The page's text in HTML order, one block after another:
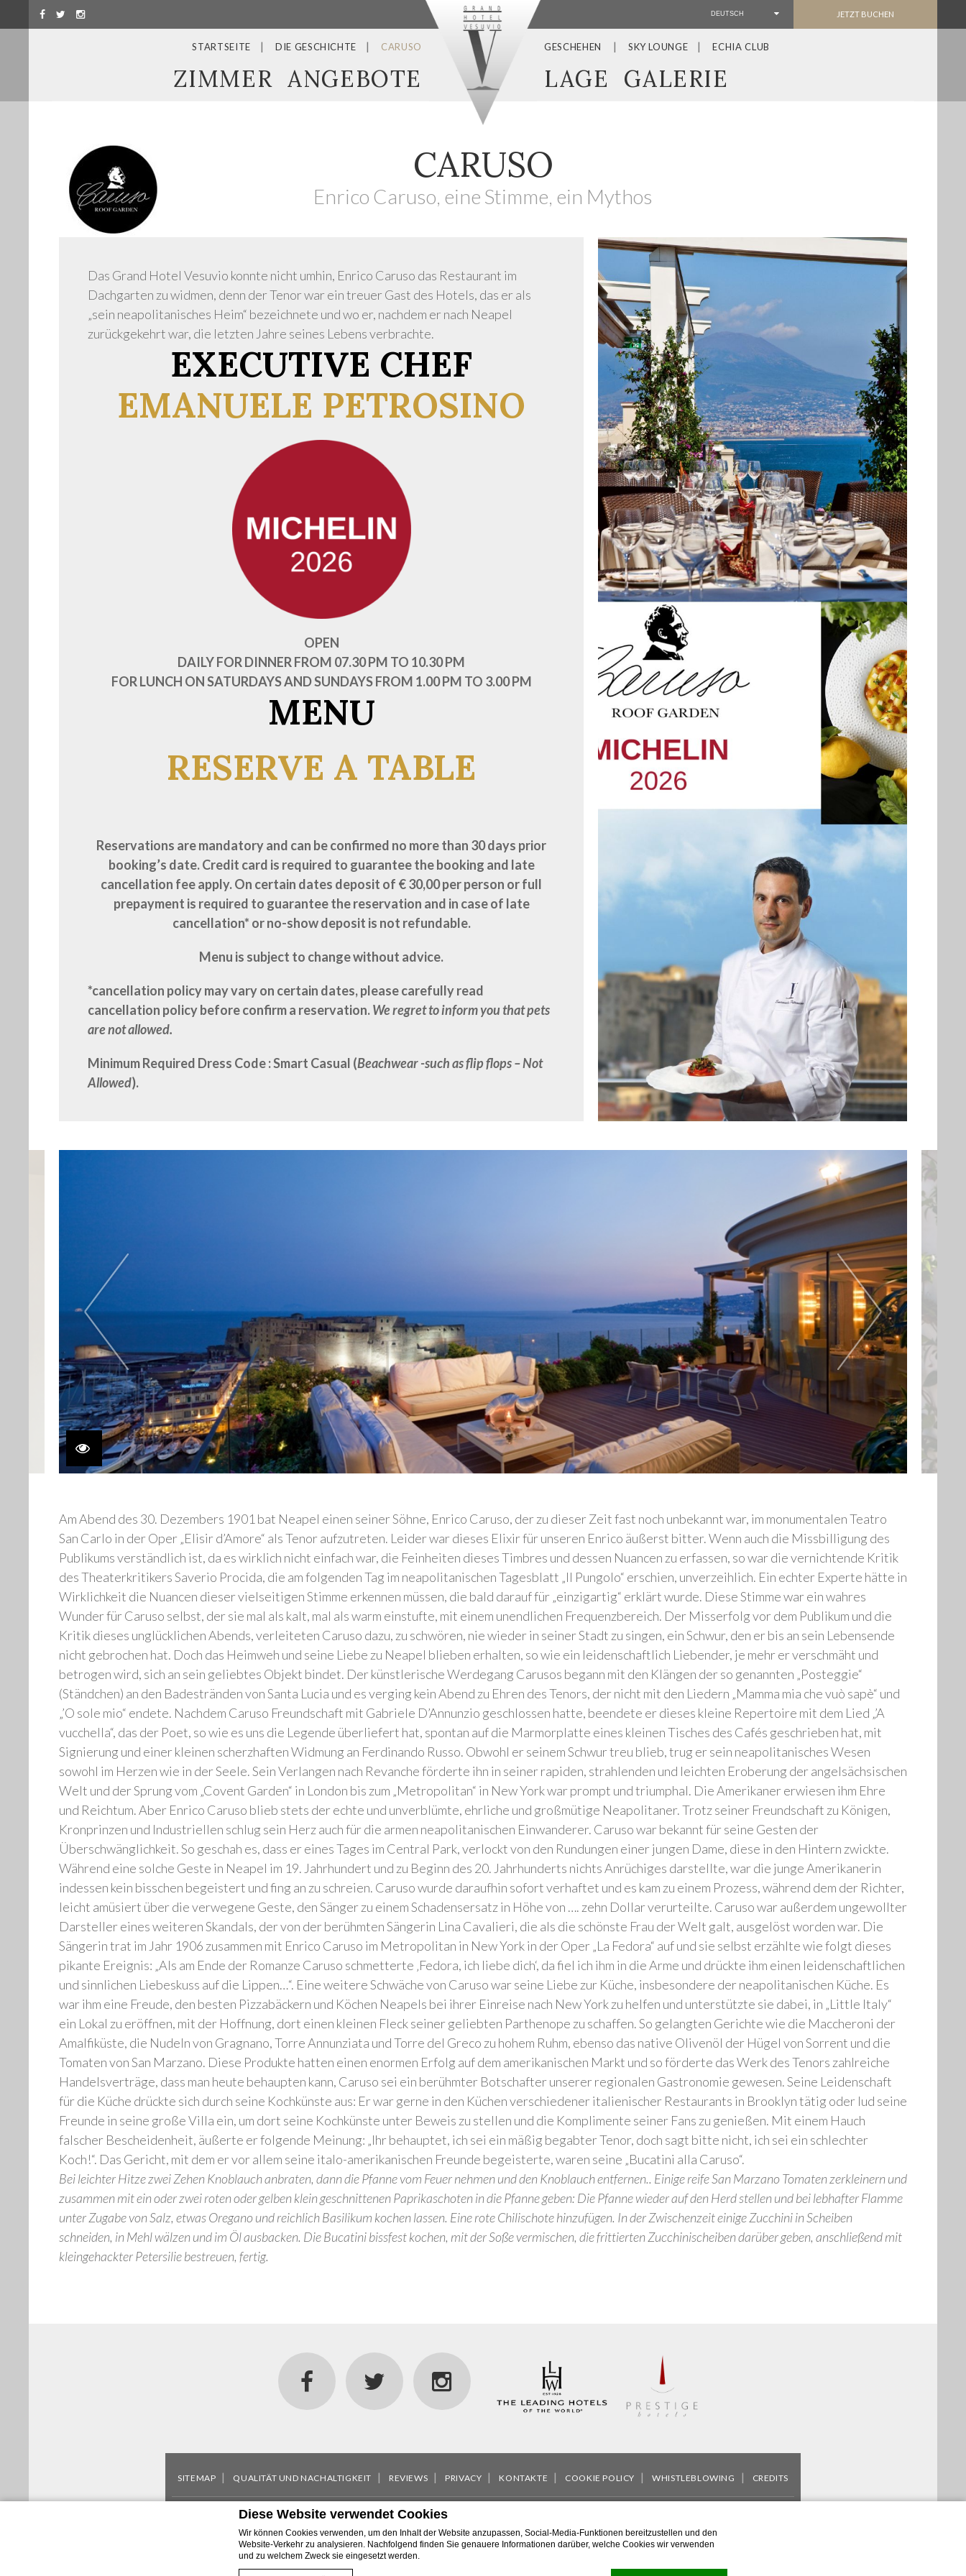
Diese Website verwendet Cookies
Wir können Cookies verwenden, um den Inhalt der Website anzupassen, Social-Media-Funktionen bereitzustellen und den
Website-Verkehr zu analysieren. Nachfolgend finden Sie genauere Informationen darüber, welche Cookies wir verwenden
und zu welchem Zweck sie eingesetzt werden.
JETZT BUCHEN
DEUTSCH
STARTSEITE DIE GESCHICHTE CARUSO GESCHEHEN SKY LOUNGE ECHIA CLUB
ZIMMER ANGEBOTE LAGE GALERIE
CARUSO
Enrico Caruso, eine Stimme, ein Mythos
Das Grand Hotel Vesuvio konnte nicht umhin, Enrico Caruso das Restaurant im
Dachgarten zu widmen, denn der Tenor war ein treuer Gast des Hotels, das er als
„sein neapolitanisches Heim“ bezeichnete und wo er, nachdem er nach Neapel
zurückgekehrt war, die letzten Jahre seines Lebens verbrachte.
EXECUTIVE CHEF
EMANUELE PETROSINO
OPEN
DAILY FOR DINNER FROM 07.30 PM TO 10.30 PM
FOR LUNCH ON SATURDAYS AND SUNDAYS FROM 1.00 PM TO 3.00 PM
MENU
RESERVE A TABLE
Reservations are mandatory and can be confirmed no more than 30 days prior
booking’s date. Credit card is required to guarantee the booking and late
cancellation fee apply. On certain dates deposit of € 30,00 per person or full
prepayment is required to guarantee the reservation and in case of late
cancellation* or no-show deposit is not refundable.
Menu is subject to change without advice.
*cancellation policy may vary on certain dates, please carefully read
cancellation policy before confirm a reservation.We regret to inform you that pets
are not allowed.
Minimum Required Dress Code : Smart Casual (Beachwear -such as flip flops – Not
Allowed).
Am Abend des 30. Dezembers 1901 bat Neapel einen seiner Söhne, Enrico Caruso, der zu dieser Zeit fast noch unbekannt war, im monumentalen Teatro
San Carlo in der Oper „Elisir d’Amore“ als Tenor aufzutreten. Leider war dieses Elixir für unseren Enrico äußerst bitter. Wenn auch die Missbilligung des
Publikums verständlich ist, da es wirklich nicht einfach war, die Feinheiten dieses Timbres und dessen Nuancen zu erfassen, so war die vernichtende Kritik
des Theaterkritikers Saverio Procida, die am folgenden Tag im neapolitanischen Tagesblatt „Il Pungolo“ erschien, unverzeihlich. Ein echter Experte hätte in
Wirklichkeit die Nuancen dieser vielseitigen Stimme erkennen müssen, die bald darauf für „einzigartig“ erklärt wurde. Diese Stimme war ein wahres
Wunder für Caruso selbst, der sie mal als kalt, mal als warm einstufte, mit einem unendlichen Frequenzbereich. Der Misserfolg vor dem Publikum und die
Kritik dieses unglücklichen Abends, verleiteten Caruso dazu, zu schwören, nie wieder in seiner Stadt zu singen, ein Schwur, den er bis an sein Lebensende
nicht gebrochen hat. Doch das Heimweh und seine Liebe zu Neapel blieben erhalten, so wie ein leidenschaftlich Liebender, je mehr er verschmäht und
betrogen wird, sich an sein geliebtes Objekt bindet. Der künstlerische Werdegang Carusos begann mit den Klängen der so genannten „Posteggie“
(Ständchen) an den Badestränden von Santa Lucia und es verging kein Abend zu Ehren des Tenors, der nicht mit den Liedern „Mamma mia che vuò sapè“ und
„’O sole mio“ endete. Nachdem Caruso Freundschaft mit Gabriele D’Annunzio geschlossen hatte, beendete er dieses kleine Repertoire mit dem Lied „’A
vucchella“, das der Poet, so wie es uns die Legende überliefert hat, spontan auf die Marmorplatte eines kleinen Tisches des Cafés geschrieben hat, mit
Signierung und einer kleinen scherzhaften Widmung an Ferdinando Russo. Obwohl er seinem Schwur treu blieb, trug er sein neapolitanisches Wesen
sowohl im Herzen wie in der Seele. Sein Verlangen nach Revanche förderte ihn in seiner rapiden, strahlenden und leichten Eroberung der angelsächsischen
Welt und der Sprung vom „Covent Garden“ in London bis zum „Metropolitan“ in New York war prompt und triumphal. Die Amerikaner erwiesen ihm Ehre
und Reichtum. Aber Enrico Caruso blieb stets der echte und unverblümte, ehrliche und großmütige Neapolitaner. Trotz seiner Freundschaft zu Königen,
Kronprinzen und Industriellen schlug sein Herz auch für die armen neapolitanischen Einwanderer. Caruso war bekannt für seine Gesten der
Überschwänglichkeit. So geschah es, dass er eines Tages im Central Park, verlockt von den Rundungen einer jungen Dame, diese in den Hintern zwickte.
Während eine solche Geste in Neapel im 19. Jahrhundert und zu Beginn des 20. Jahrhunderts nichts Anrüchiges darstellte, war die junge Amerikanerin
indessen kein bisschen begeistert und fing an zu schreien. Caruso wurde daraufhin sofort verhaftet und es kam zu einem Prozess, während dem der Richter,
leicht amüsiert über die verwegene Geste, den Sänger zu einem Schadensersatz in Höhe von …. zehn Dollar verurteilte. Caruso war außerdem ungewollter
Darsteller eines weiteren Skandals, der von der berühmten Sängerin Lina Cavalieri, die als die schönste Frau der Welt galt, ausgelöst worden war. Die
Sängerin trat im Jahr 1906 zusammen mit Enrico Caruso im Metropolitan in New York in der Oper „La Fedora“ auf und sie selbst erzählte wie folgt dieses
pikante Ereignis: „Als am Ende der Romanze Caruso schmetterte ‚Fedora, ich liebe dich‘, da fiel ich ihm in die Arme und drückte ihm einen leidenschaftlichen
und sinnlichen Liebeskuss auf die Lippen…“. Eine weitere Schwäche von Caruso war seine Liebe zur Küche, insbesondere der neapolitanischen Küche. Es
war ihm eine Freude, den besten Pizzabäckern und Köchen Neapels bei ihrer Einreise nach New York zu helfen und unterstützte sie dabei, in „Little Italy“
ein Lokal zu eröffnen, mit der Hoffnung, dort einen kleinen Fleck seiner geliebten Parthenope zu schaffen. So gelangten Gerichte wie die Maccheroni der
Amalfiküste, die Nudeln von Gragnano, Torre Annunziata und Torre del Greco zu hohem Ruhm, ebenso das native Olivenöl der Hügel von Sorrent und die
Tomaten von San Marzano. Diese Produkte hatten einen enormen Erfolg auf dem amerikanischen Markt und so förderte das Werk des Tenors zahlreiche
Handelsverträge, dass man heute behaupten kann, Caruso sei ein berühmter Botschafter unserer regionalen Gastronomie gewesen. Seine Leidenschaft
für die Küche drückte sich durch seine Kochkünste aus: Er war gerne in den Küchen verschiedener italienischer Restaurants in Brooklyn tätig oder lud seine
Freunde in seine große Villa ein, um dort seine Kochkünste unter Beweis zu stellen und die Komplimente seiner Fans zu genießen. Mit einem Hauch
falscher Bescheidenheit, äußerte er folgende Meinung: „Ihr behauptet, ich sei ein mäßig begabter Tenor, doch sagt bitte nicht, ich sei ein schlechter
Koch!“. Das Gericht, mit dem er vor allem seine italo-amerikanischen Freunde begeisterte, waren seine „Bucatini alla Caruso“.
Bei leichter Hitze zwei Zehen Knoblauch anbraten, dann die Pfanne vom Feuer nehmen und den Knoblauch entfernen.. Einige reife San Marzano Tomaten zerkleinern und
zusammen mit ein oder zwei roten oder gelben klein geschnittenen Paprikaschoten in die Pfanne geben: Die Pfanne wieder auf den Herd stellen und bei lebhafter Flamme
unter Zugabe von Salz, etwas Oregano und reichlich Basilikum kochen lassen. Eine rote Chilischote hinzufügen. In der Zwischenzeit einige Zucchini in Scheiben
schneiden, in Mehl wälzen und im Öl ausbacken. Die Bucatini bissfest kochen, mit der Soße vermischen, die frittierten Zucchinischeiben darüber geben, anschließend mit
kleingehackter Petersilie bestreuen, fertig.
SITEMAP QUALITÄT UND NACHALTIGKEIT REVIEWS PRIVACY KONTAKTE COOKIE POLICY WHISTLEBLOWING CREDITS
Via Partenope 45 - 80121 Napoli - Italy Phone+39 081 7640044
00272590639 - Codice Unico Identificativo (CUSR): 15063049ALB0511 - CIN: IT063049A1XRKE8YX3 - © Copyright Grand Hotel